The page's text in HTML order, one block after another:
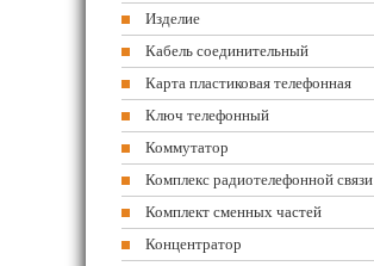
Изделие
Кабель соединительный
Карта пластиковая телефонная
Ключ телефонный
Коммутатор
Комплекс радиотелефонной связи
Комплект сменных частей
Концентратор